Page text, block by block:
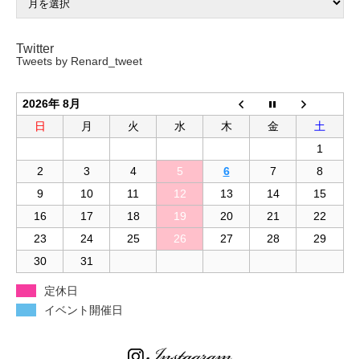
Twitter
Tweets by Renard_tweet
2026年 8月
日
月 火 水 木 金
土
1
2
3 4 5 6 7
8
9
10 11 12 13 14
15
16
17 18 19 20 21
22
23
24 25 26 27 28
29
30
31
定休日
イベント開催日